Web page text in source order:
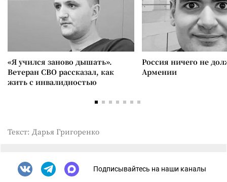
«Я учился заново дышать».
Ветеран СВО рассказал, как
жить с инвалидностью
Россия ничего не
Армении
Текст: Дарья Григоренко
Подписывайтесь на наши каналы